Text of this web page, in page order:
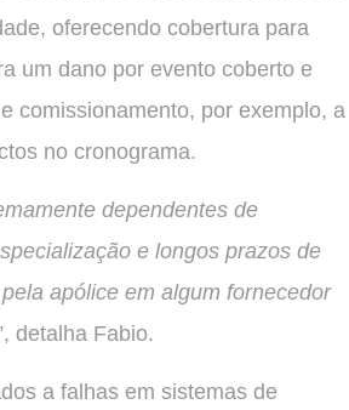
oferecendo cobertura para
um dano por evento coberto e
comissionamento, por exemplo, a
no cronograma.
dependentes de
e longos prazos de
apólice em algum fornecedor
detalha Fabio.
a falhas em sistemas de